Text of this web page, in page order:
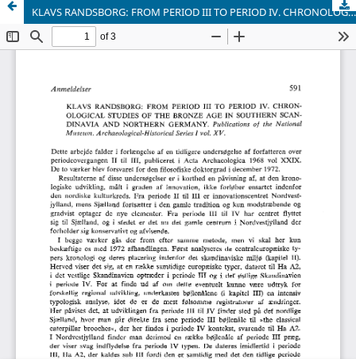
KLAVS RANDSBORG: FROM PERIOD III TO PERIOD IV. CHRONOLOGICAL STUDIES OF THE BRONZE AGE IN SOUTHERN SCANDINAVIA AND NORTHERN GERMANY. Publications of the National Museum. Archaeological-Historical Series I vol. XV.